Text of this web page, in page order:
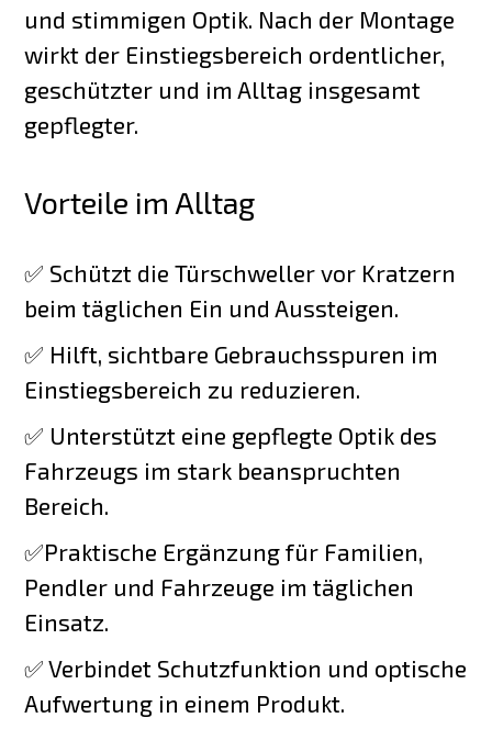
und stimmigen Optik. Nach der Montage
wirkt der Einstiegsbereich ordentlicher,
geschützter und im Alltag insgesamt
gepflegter.
Vorteile im Alltag
✅ Schützt die Türschweller vor Kratzern
beim täglichen Ein und Aussteigen.
✅ Hilft, sichtbare Gebrauchsspuren im
Einstiegsbereich zu reduzieren.
✅ Unterstützt eine gepflegte Optik des
Fahrzeugs im stark beanspruchten
Bereich.
✅Praktische Ergänzung für Familien,
Pendler und Fahrzeuge im täglichen
Einsatz.
✅ Verbindet Schutzfunktion und optische
Aufwertung in einem Produkt.